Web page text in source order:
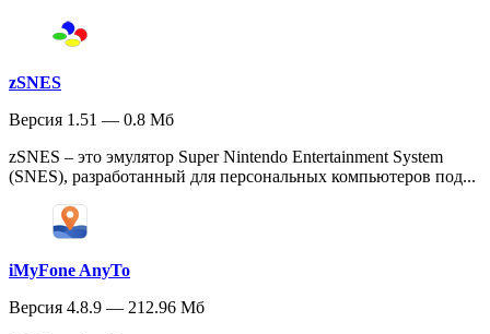
zSNES
Версия 1.51 — 0.8 Мб
zSNES – это эмулятор Super Nintendo Entertainment System
(SNES), разработанный для персональных компьютеров под...
iMyFone AnyTo
Версия 4.8.9 — 212.96 Мб